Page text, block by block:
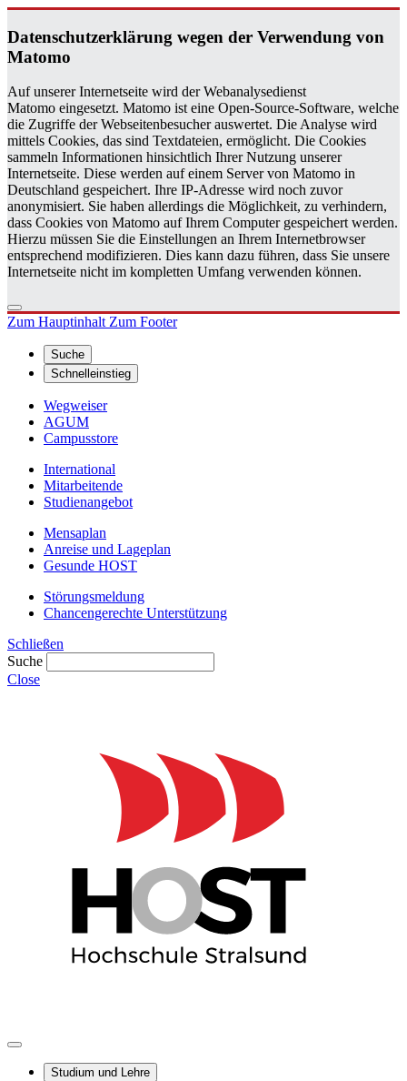
Da­ten­schutz­er­klä­rung wegen der Ver­wen­dung von
Ma­to­mo
Auf unserer Internetseite wird der Webanalysedienst
Matomo eingesetzt. Matomo ist eine Open-Source-Software, welche
die Zugriffe der Webseitenbesucher auswertet. Die Analyse wird
mittels Cookies, das sind Textdateien, ermöglicht. Die Cookies
sammeln Informationen hinsichtlich Ihrer Nutzung unserer
Internetseite. Diese werden auf einem Server von Matomo in
Deutschland gespeichert. Ihre IP-Adresse wird noch zuvor
anonymisiert. Sie haben allerdings die Möglichkeit, zu verhindern,
dass Cookies von Matomo auf Ihrem Computer gespeichert werden.
Hierzu müssen Sie die Einstellungen an Ihrem Internetbrowser
entsprechend modifizieren. Dies kann dazu führen, dass Sie unsere
Internetseite nicht im kompletten Umfang verwenden können.
Zum HauptinhaltZum Footer
Suche
Schnelleinstieg
Wegweiser
AGUM
Campusstore
International
Mitarbeitende
Studienangebot
Mensaplan
Anreise und Lageplan
Gesunde HOST
Störungsmeldung
Chancengerechte Unterstützung
Schließen
Suche
Close
Studium und Lehre